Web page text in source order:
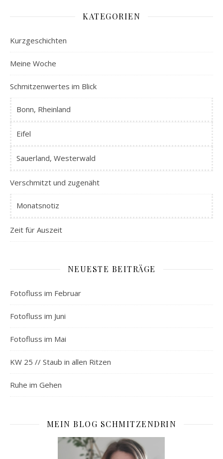
KATEGORIEN
Kurzgeschichten
Meine Woche
Schmitzenwertes im Blick
Bonn, Rheinland
Eifel
Sauerland, Westerwald
Verschmitzt und zugenäht
Monatsnotiz
Zeit für Auszeit
NEUESTE BEITRÄGE
Fotofluss im Februar
Fotofluss im Juni
Fotofluss im Mai
KW 25 // Staub in allen Ritzen
Ruhe im Gehen
MEIN BLOG SCHMITZENDRIN